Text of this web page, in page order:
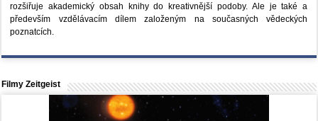
rozšiřuje akademický obsah knihy do kreativnější podoby. Ale je také a
především vzdělávacím dílem založeným na současných vědeckých
poznatcích.
Filmy Zeitgeist